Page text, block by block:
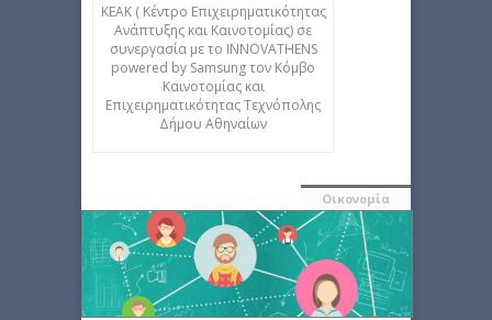
ΚΕΑΚ ( Κέντρο Επιχειρηματικότητας
Ανάπτυξης και Καινοτομίας) σε
συνεργασία με το INNOVATHENS
powered by Samsung τον Κόμβο
Καινοτομίας και
Επιχειρηματικότητας Τεχνόπολης
Δήμου Αθηναίων
Οικονομία